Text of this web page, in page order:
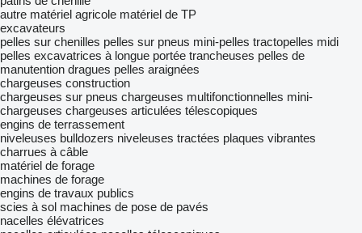
autre matériel agricole matériel de TP
excavateurs
pelles sur chenilles pelles sur pneus mini-pelles tractopelles midi
pelles excavatrices à longue portée trancheuses pelles de
manutention dragues pelles araignées
chargeuses construction
chargeuses sur pneus chargeuses multifonctionnelles mini-
chargeuses chargeuses articulées télescopiques
engins de terrassement
niveleuses bulldozers niveleuses tractées plaques vibrantes
charrues à câble
matériel de forage
machines de forage
engins de travaux publics
scies à sol machines de pose de pavés
nacelles élévatrices